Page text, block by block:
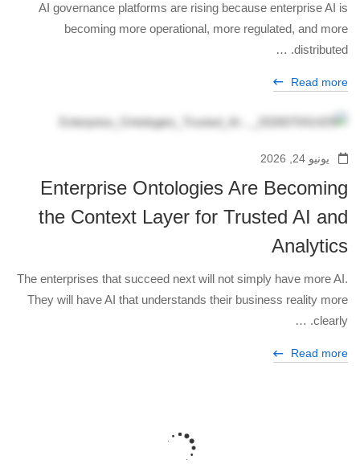
AI governance platforms are rising because enterprise AI is
becoming more operational, more regulated, and more
distributed. …
Read more
يونيو 24, 2026
Enterprise Ontologies Are Becoming
the Context Layer for Trusted AI and
Analytics
The enterprises that succeed next will not simply have more AI.
They will have AI that understands their business reality more
clearly. …
Read more